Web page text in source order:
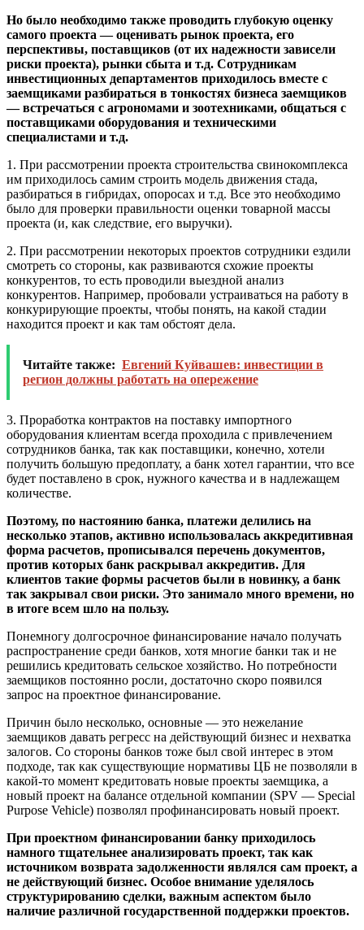
Но было необходимо также проводить глубокую оценку
самого проекта — оценивать рынок проекта, его
перспективы, поставщиков (от их надежности зависели
риски проекта), рынки сбыта и т.д. Сотрудникам
инвестиционных департаментов приходилось вместе с
заемщиками разбираться в тонкостях бизнеса заемщиков
— встречаться с агрономами и зоотехниками, общаться с
поставщиками оборудования и техническими
специалистами и т.д.
1. При рассмотрении проекта строительства свинокомплекса
им приходилось самим строить модель движения стада,
разбираться в гибридах, опоросах и т.д. Все это необходимо
было для проверки правильности оценки товарной массы
проекта (и, как следствие, его выручки).
2. При рассмотрении некоторых проектов сотрудники ездили
смотреть со стороны, как развиваются схожие проекты
конкурентов, то есть проводили выездной анализ
конкурентов. Например, пробовали устраиваться на работу в
конкурирующие проекты, чтобы понять, на какой стадии
находится проект и как там обстоят дела.
Читайте также: Евгений Куйвашев: инвестиции в
регион должны работать на опережение
3. Проработка контрактов на поставку импортного
оборудования клиентам всегда проходила с привлечением
сотрудников банка, так как поставщики, конечно, хотели
получить большую предоплату, а банк хотел гарантии, что все
будет поставлено в срок, нужного качества и в надлежащем
количестве.
Поэтому, по настоянию банка, платежи делились на
несколько этапов, активно использовалась аккредитивная
форма расчетов, прописывался перечень документов,
против которых банк раскрывал аккредитив. Для
клиентов такие формы расчетов были в новинку, а банк
так закрывал свои риски. Это занимало много времени, но
в итоге всем шло на пользу.
Понемногу долгосрочное финансирование начало получать
распространение среди банков, хотя многие банки так и не
решились кредитовать сельское хозяйство. Но потребности
заемщиков постоянно росли, достаточно скоро появился
запрос на проектное финансирование.
Причин было несколько, основные — это нежелание
заемщиков давать регресс на действующий бизнес и нехватка
залогов. Со стороны банков тоже был свой интерес в этом
подходе, так как существующие нормативы ЦБ не позволяли в
какой-то момент кредитовать новые проекты заемщика, а
новый проект на балансе отдельной компании (SPV — Special
Purpose Vehicle) позволял профинансировать новый проект.
При проектном финансировании банку приходилось
намного тщательнее анализировать проект, так как
источником возврата задолженности являлся сам проект, а
не действующий бизнес. Особое внимание уделялось
структурированию сделки, важным аспектом было
наличие различной государственной поддержки проектов.